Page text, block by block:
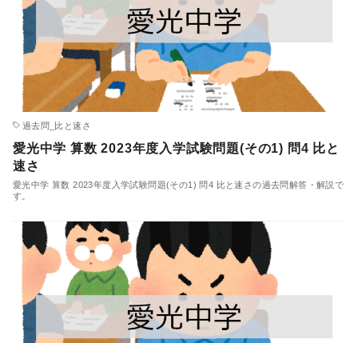
過去問_比と速さ
愛光中学 算数 2023年度入学試験問題(その1) 問4 比と
速さ
愛光中学 算数 2023年度入学試験問題(その1) 問4 比と速さの過去問解答・解説で
す。